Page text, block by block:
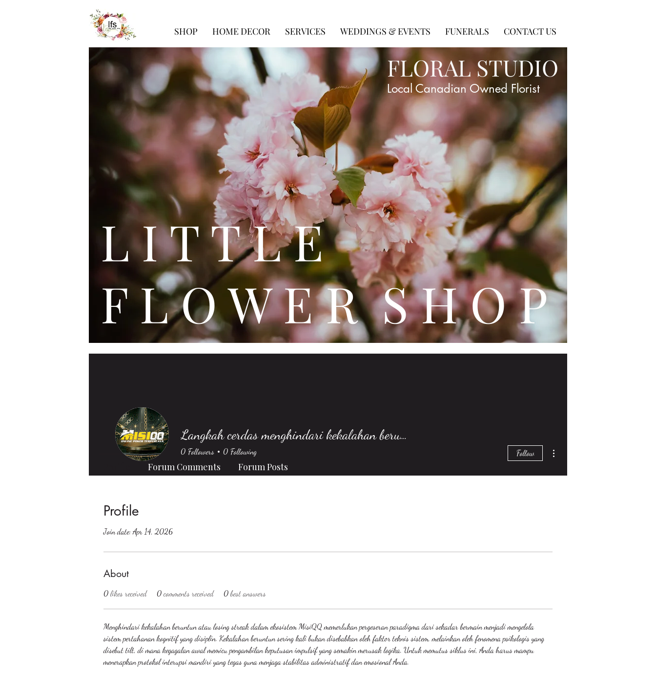
SHOP HOME DECOR SERVICES WEDDINGS & EVENTS FUNERALS CONTACT US
L I T T L E
F L O W E R S H O P
FLORAL STUDIO
Local Canadian Owned Florist
Profile
Join date: Apr 14, 2026
About
0 likes received 0 comments received 0 best answers
Menghindari kekalahan beruntun atau losing streak dalam ekosistem MisiQQ memerlukan pergeseran paradigma dari sekadar bermain menjadi mengelola
sistem pertahanan kognitif yang disiplin. Kekalahan beruntun sering kali bukan disebabkan oleh faktor teknis sistem, melainkan oleh fenomena psikologis yang
disebut tilt, di mana kegagalan awal memicu pengambilan keputusan impulsif yang semakin merusak logika. Untuk memutus siklus ini, Anda harus mampu
menerapkan protokol interupsi mandiri yang tegas guna menjaga stabilitas administratif dan emosional Anda.
Langkah cerdas menghindari kekalahan beruntun saat bermain MisiQQ
0 Followers 0 Following Follow
Forum Comments Forum Posts